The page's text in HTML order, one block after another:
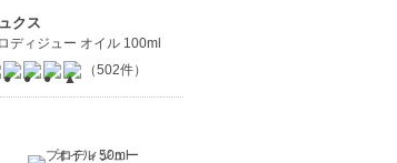
クス
ディジュー オイル 100ml
（502件）